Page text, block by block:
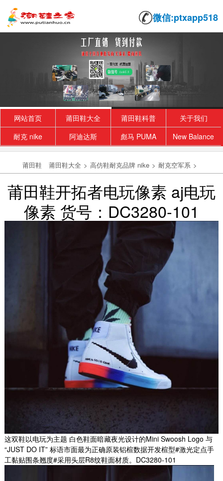
微信:ptxapp518
网站首页 莆田鞋大全 莆田鞋科普
关于我们
耐克 nike
阿迪达斯 彪马 PUMA New Balance
莆田鞋 莆田鞋大全 > 高仿鞋耐克品牌 nike > 耐克空军系 >
莆田鞋开拓者电玩像素 aj电玩
像素 货号：DC3280-101
这双鞋以电玩为主题 白色鞋面暗藏夜光设计的Mini Swoosh Logo 与
“JUST DO IT” 标语市面最为正确原装铝楦数据开发楦型#激光定点手
工黏贴围条翘度#采用头层R8纹鞋面材质。DC3280-101